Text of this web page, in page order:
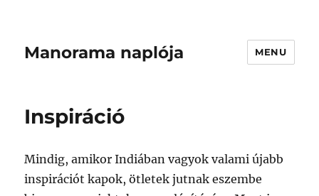
Manorama naplója MENU
Inspiráció
Mindig, amikor Indiában vagyok valami újabb
inspirációt kapok, ötletek jutnak eszembe